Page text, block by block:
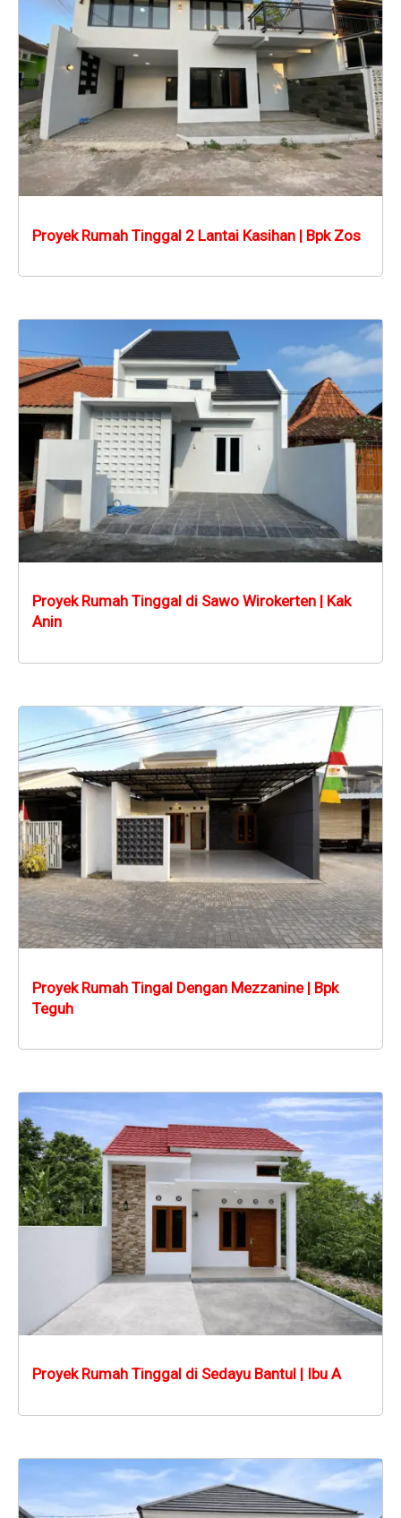
Proyek Rumah Tinggal 2 Lantai Kasihan | Bpk Zos
Proyek Rumah Tinggal di Sawo Wirokerten | Kak
Anin
Proyek Rumah Tingal Dengan Mezzanine | Bpk
Teguh
Proyek Rumah Tinggal di Sedayu Bantul | Ibu A